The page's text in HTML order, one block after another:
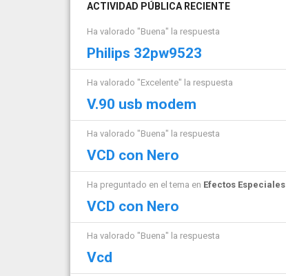
ACTIVIDAD PÚBLICA RECIENTE
Ha valorado "Buena" la respuesta
Philips 32pw9523
Ha valorado "Excelente" la respuesta
V.90 usb modem
Ha valorado "Buena" la respuesta
VCD con Nero
Ha preguntado en el tema en Efectos Especiales
VCD con Nero
Ha valorado "Buena" la respuesta
Vcd